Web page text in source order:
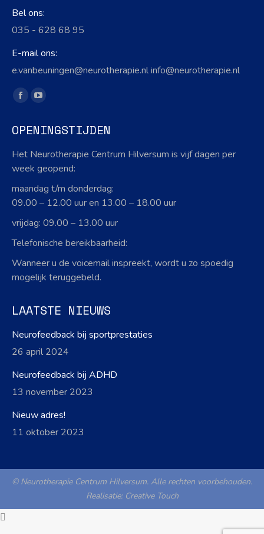
Bel ons:
035 - 628 68 95
E-mail ons:
e.vanbeuningen@neurotherapie.nl info@neurotherapie.nl
Vind ons op:
Facebook
opens
in
new
YouTube
opens
new
OPENINGSTIJDEN
Het Neurotherapie Centrum Hilversum is vijf dagen per
week geopend:
maandag t/m donderdag:
09.00 – 12.00 uur en 13.00 – 18.00 uur
vrijdag: 09.00 – 13.00 uur
Telefonische bereikbaarheid:
Wanneer u de voicemail inspreekt, wordt u zo spoedig
mogelijk teruggebeld.
LAATSTE NIEUWS
Neurofeedback bij sportprestaties
26 april 2024
Neurofeedback bij ADHD
13 november 2023
Nieuw adres!
11 oktober 2023
© Neurotherapie Centrum Hilversum. Alle rechten voorbehouden.
Realisatie: Creative Touch